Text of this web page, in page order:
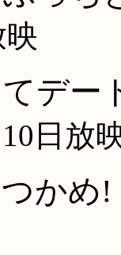
映
デー
日放
かめ